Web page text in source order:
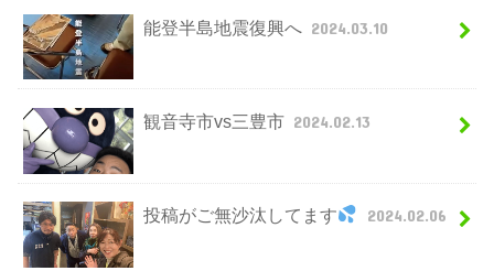
能登半島地震復興へ 2024.03.10
観音寺市vs三豊市 2024.02.13
投稿がご無沙汰してます 2024.02.06